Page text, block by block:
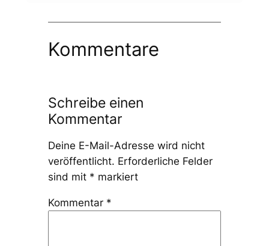
Kommentare
Schreibe einen
Kommentar
Deine E-Mail-Adresse wird nicht
veröffentlicht. Erforderliche Felder
sind mit * markiert
Kommentar *